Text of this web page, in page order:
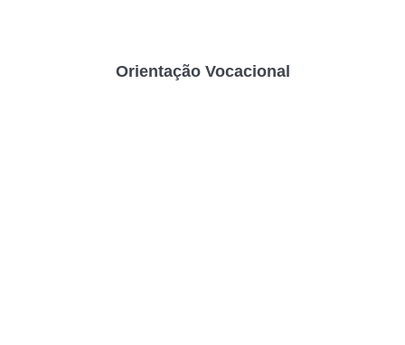
Orientação Vocacional